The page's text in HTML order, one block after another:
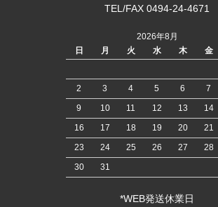
TEL/FAX 0494-24-4671
2026年8月
日
月 火 水 木 金
2
3 4 5 6 7
9
10 11 12 13 14
16
17 18 19 20 21
23
24 25 26 27 28
30
31
*WEB発送休業日